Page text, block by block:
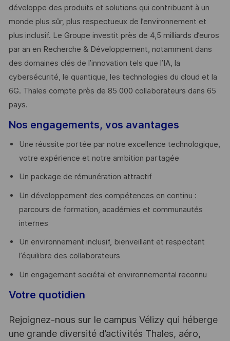
développe des produits et solutions qui contribuent à un
monde plus sûr, plus respectueux de l’environnement et
plus inclusif. Le Groupe investit près de 4,5 milliards d’euros
par an en Recherche & Développement, notamment dans
des domaines clés de l’innovation tels que l’IA, la
cybersécurité, le quantique, les technologies du cloud et la
6G. Thales compte près de 85 000 collaborateurs dans 65
pays. ​
Nos engagements, vos avantages
Une réussite portée par notre excellence technologique,
votre expérience et notre ambition partagée
Un package de rémunération attractif
Un développement des compétences en continu :
parcours de formation, académies et communautés
internes
Un environnement inclusif, bienveillant et respectant
l’équilibre des collaborateurs
Un engagement sociétal et environnemental reconnu
Votre quotidien
Rejoignez-nous sur le campus Vélizy qui héberge
une grande diversité d’activités Thales, aéro,